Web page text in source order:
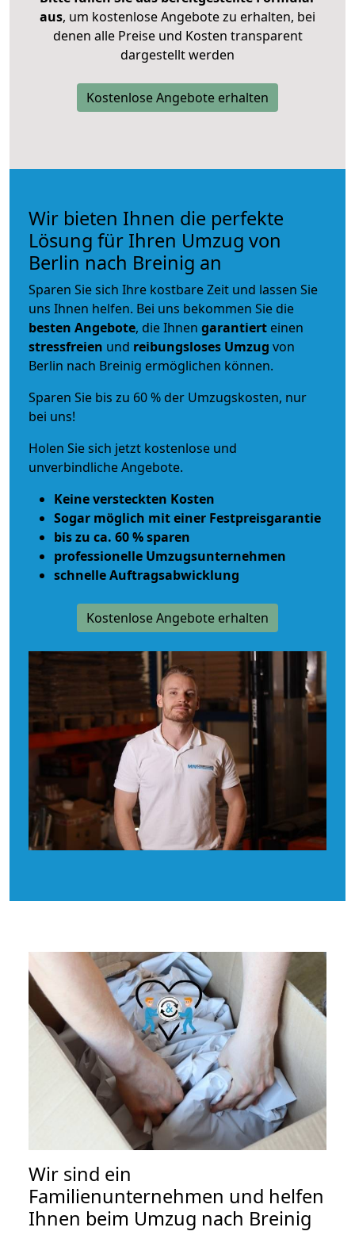
aus, um kostenlose Angebote zu erhalten, bei
denen alle Preise und Kosten transparent
dargestellt werden
Kostenlose Angebote erhalten
Wir bieten Ihnen die perfekte
Lösung für Ihren Umzug von
Berlin nach Breinig an
Sparen Sie sich Ihre kostbare Zeit und lassen Sie
uns Ihnen helfen. Bei uns bekommen Sie die
besten Angebote, die Ihnen garantiert einen
stressfreien und reibungsloses Umzug von
Berlin nach Breinig ermöglichen können.
Sparen Sie bis zu 60 % der Umzugskosten, nur
bei uns!
Holen Sie sich jetzt kostenlose und
unverbindliche Angebote.
Keine versteckten Kosten
Sogar möglich mit einer Festpreisgarantie
bis zu ca. 60 % sparen
professionelle Umzugsunternehmen
schnelle Auftragsabwicklung
Kostenlose Angebote erhalten
Wir sind ein
Familienunternehmen und helfen
Ihnen beim Umzug nach Breinig